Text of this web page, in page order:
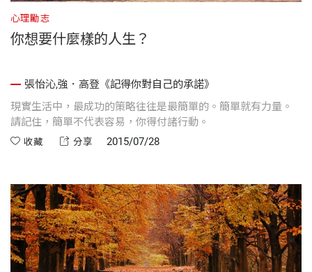
心理勵志
你想要什麼樣的人生？
張怡沁,強．高登《記得你對自己的承諾》
現實生活中，最成功的策略往往是最簡單的。簡單就有力量。
請記住，簡單不代表容易，你得付諸行動。
收藏 分享 2015/07/28